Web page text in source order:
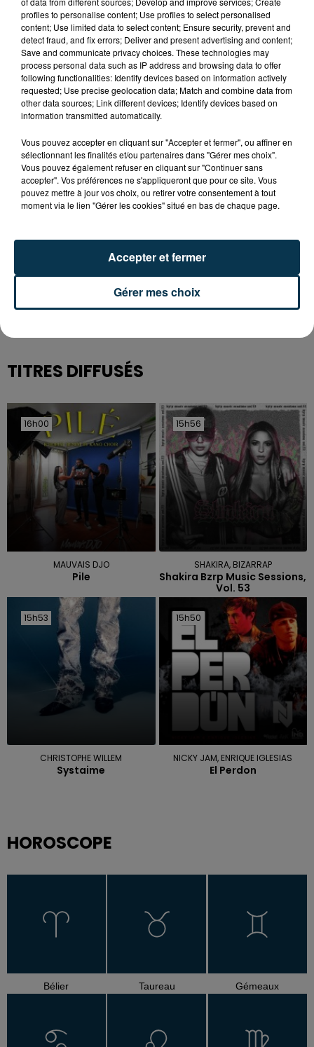
TITRES DIFFUSÉS
16h00
16h00
MAUVAIS DJO
Pile
15h56
15h56
SHAKIRA, BIZARRAP
Shakira Bzrp Music Sessions,
Vol. 53
15h53
15h53
CHRISTOPHE WILLEM
Systaime
15h50
15h50
NICKY JAM, ENRIQUE IGLESIAS
El Perdon
HOROSCOPE
Bélier Taureau Gémeaux
profiles to personalise content; Use profiles to select personalised
content; Use limited data to select content; Ensure security, prevent and
detect fraud, and fix errors; Deliver and present advertising and content;
Save and communicate privacy choices. These technologies may
process personal data such as IP address and browsing data to offer
following functionalities: Identify devices based on information actively
requested; Use precise geolocation data; Match and combine data from
other data sources; Link different devices; Identify devices based on
information transmitted automatically.
Vous pouvez accepter en cliquant sur "Accepter et fermer", ou affiner en
sélectionnant les finalités et/ou partenaires dans "Gérer mes choix".
Vous pouvez également refuser en cliquant sur "Continuer sans
accepter". Vos préférences ne s'appliqueront que pour ce site. Vous
pouvez mettre à jour vos choix, ou retirer votre consentement à tout
moment via le lien "Gérer les cookies" situé en bas de chaque page.
Gérer mes choix
Accepter et fermer